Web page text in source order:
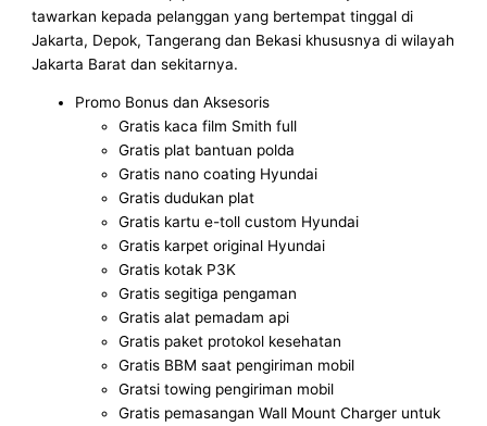
tawarkan kepada pelanggan yang bertempat tinggal di
Jakarta, Depok, Tangerang dan Bekasi khususnya di wilayah
Jakarta Barat dan sekitarnya.
Promo Bonus dan Aksesoris
Gratis kaca film Smith full
Gratis plat bantuan polda
Gratis nano coating Hyundai
Gratis dudukan plat
Gratis kartu e-toll custom Hyundai
Gratis karpet original Hyundai
Gratis kotak P3K
Gratis segitiga pengaman
Gratis alat pemadam api
Gratis paket protokol kesehatan
Gratis BBM saat pengiriman mobil
Gratsi towing pengiriman mobil
Gratis pemasangan Wall Mount Charger untuk